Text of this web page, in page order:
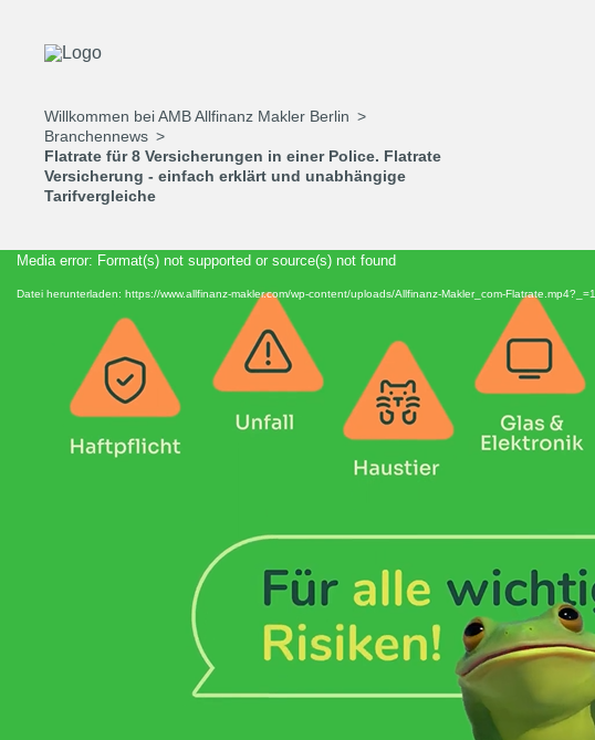
Willkommen bei AMB Allfinanz Makler Berlin
Branchennews
Flatrate für 8 Versicherungen in einer Police. Flatrate
Versicherung - einfach erklärt und unabhängige
Tarifvergleiche
Video-
Media error: Format(s) not supported or source(s) not found
Datei herunterladen: https://www.allfinanz-makler.com/wp-content/uploads/Allfinanz-Makler_com-Flatrate.mp4?_=1